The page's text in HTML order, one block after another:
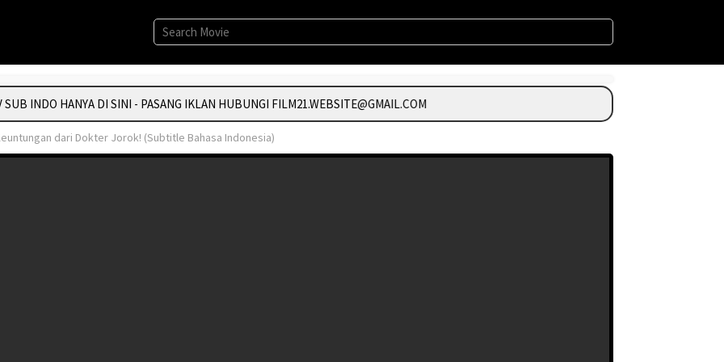
INDO HANYA DI SINI - PASANG IKLAN HUBUNGI FILM21.WEBSITE@GMAIL.COM
dari Dokter Jorok! (Subtitle Bahasa Indonesia)